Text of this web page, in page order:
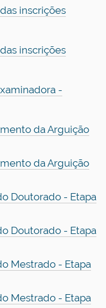
inscrições
inscrições
-
da Arguição
da Arguição
Doutorado - Etapa
Doutorado - Etapa
Mestrado - Etapa
Mestrado - Etapa